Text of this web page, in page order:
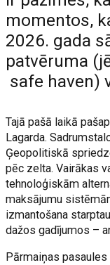
momentos,
2026. gada
patvēruma
safe haven)
Tajā pašā laikā
Lagarda.
Ģeopolitiskā
pēc zelta. Vairākas
tehnoloģiskām
maksājumu
izmantošana
dažos gadījumos –
Pārmaiņas